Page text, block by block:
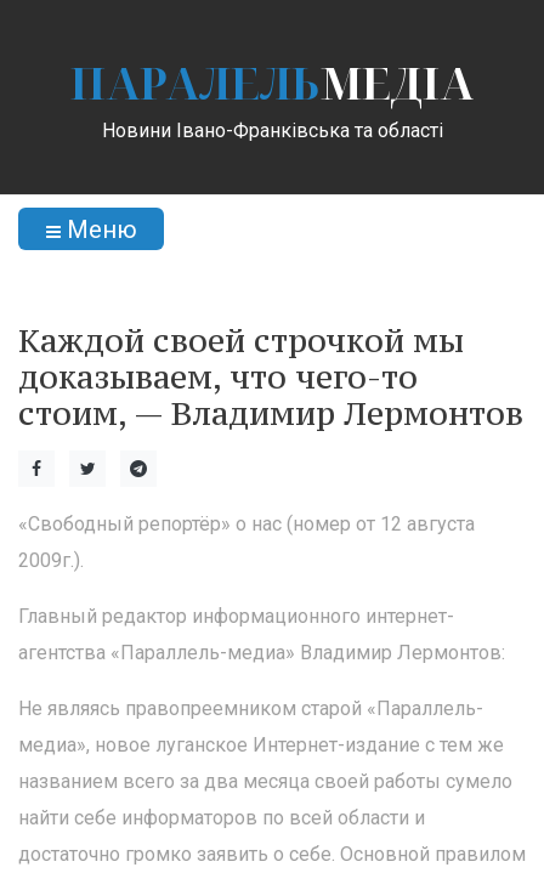
ПАРАЛЕЛЬМЕДІА
Новини Івано-Франківська та області
Меню
Каждой своей строчкой мы
доказываем, что чего-то
стоим, — Владимир Лермонтов
«Свободный репортёр» о нас (номер от 12 августа
2009г.).
Главный редактор информационного интернет-
агентства «Параллель-медиа» Владимир Лермонтов:
Не являясь правопреемником старой «Параллель-
медиа», новое луганское Интернет-издание с тем же
названием всего за два месяца своей работы сумело
найти себе информаторов по всей области и
достаточно громко заявить о себе. Основной правилом